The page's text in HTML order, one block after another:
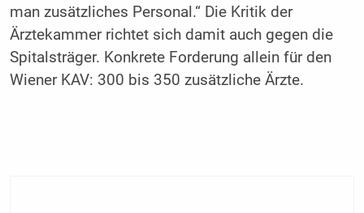
man zusätzliches Personal.“ Die Kritik der
Ärztekammer richtet sich damit auch gegen die
Spitalsträger. Konkrete Forderung allein für den
Wiener KAV: 300 bis 350 zusätzliche Ärzte.